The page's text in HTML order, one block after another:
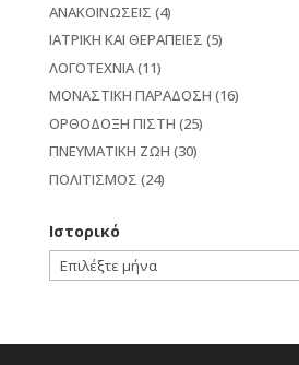
ΑΝΑΚΟΙΝΩΣΕΙΣ (4)
ΙΑΤΡΙΚΗ ΚΑΙ ΘΕΡΑΠΕΙΕΣ (5)
ΛΟΓΟΤΕΧΝΙΑ(11)
ΜΟΝΑΣΤΙΚΗ ΠΑΡΑΔΟΣΗ (16)
ΟΡΘΟΔΟΞΗ ΠΙΣΤΗ (25)
ΠΝΕΥΜΑΤΙΚΗ ΖΩΗ (30)
ΠΟΛΙΤΙΣΜΟΣ (24)
Ιστορικό
Ιστορικό